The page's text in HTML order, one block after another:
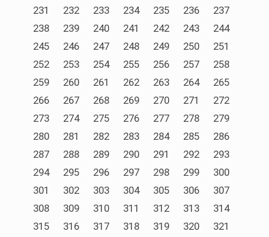
231
232 233 234 235 236
237
238
239 240 241 242 243
244
245
246 247 248 249 250
251
252
253 254 255 256 257
258
259
260 261 262 263 264
265
266
267 268 269 270 271
272
273
274 275 276 277 278
279
280
281 282 283 284 285
286
287
288 289 290 291 292
293
294
295 296 297 298 299
300
301
302 303 304 305 306
307
308
309 310 311 312 313
314
315
316 317 318 319 320
321